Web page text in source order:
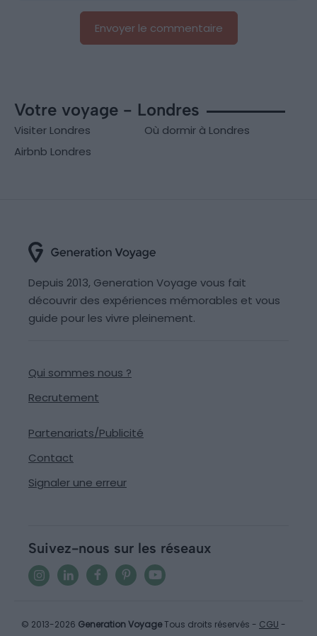
Votre voyage - Londres
Visiter Londres
Où dormir à Londres
Airbnb Londres
Depuis 2013, Generation Voyage vous fait
découvrir des expériences mémorables et vous
guide pour les vivre pleinement.
Qui sommes nous ?
Recrutement
Partenariats/Publicité
Contact
Signaler une erreur
Suivez-nous sur les réseaux
© 2013-2026 Generation VoyageTous droits réservés - CGU -